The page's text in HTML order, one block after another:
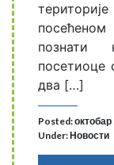
познати
посетиоце
два […]
Posted: октобар
Under:Новости